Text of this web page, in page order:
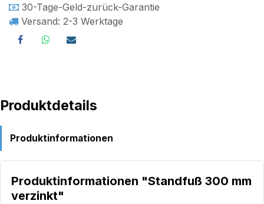
30-Tage-Geld-zurück-Garantie
Versand: 2-3 Werktage
Produktdetails
Produktinformationen
Produktinformationen "Standfuß 300 mm
verzinkt"